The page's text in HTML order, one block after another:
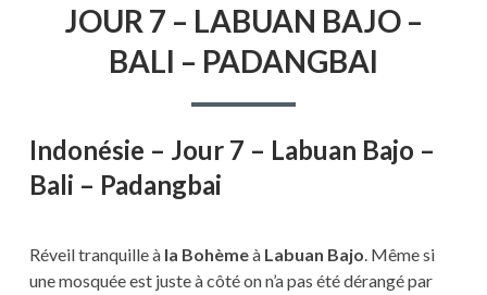
7
–
LABUAN
BAJO
PADANGBAI
JOUR 7 – LABUAN BAJO –
BALI – PADANGBAI
Indonésie – Jour 7 – Labuan Bajo –
Bali – Padangbai
Réveil tranquille à la Bohèmeà Labuan Bajo. Même si
une mosquée est juste à côté on n’a pas été dérangé par